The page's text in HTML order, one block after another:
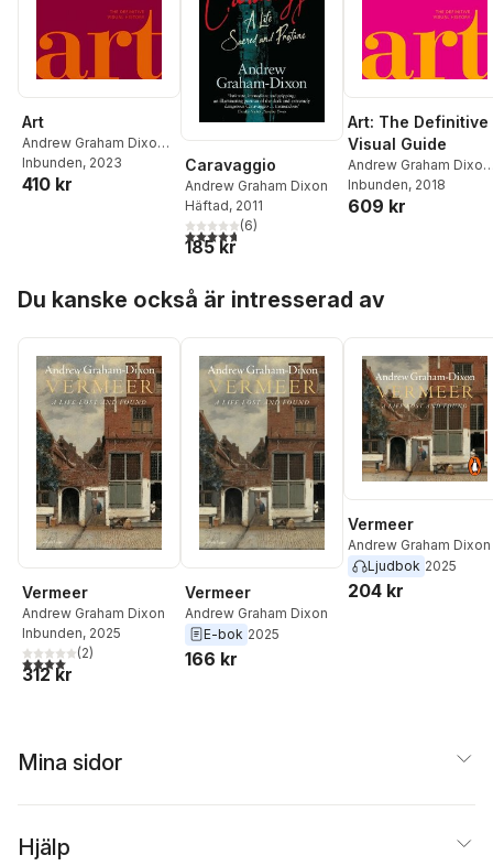
Art
Andrew Graham Dixon ,
DK
Inbunden, 2023
410 kr
Caravaggio
Andrew Graham Dixon
Häftad, 2011
4,7utav 5 stjärnor. Totalt antal röster:
(6)
185 kr
Art: The Definitive
Visual Guide
Andrew Graham Dixon
DK
Inbunden, 2018
609 kr
Du kanske också är intresserad av
Vermeer
Andrew Graham Dixon
Inbunden, 2025
4,0utav 5 stjärnor. Totalt antal röster:
(2)
312 kr
Vermeer
Andrew Graham Dixon
E-bok 2025
166 kr
Vermeer
Andrew Graham Dixon
Ljudbok 2025
204 kr
Mina sidor
Hjälp